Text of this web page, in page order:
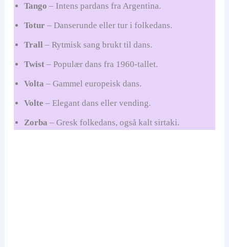
Tango – Intens pardans fra Argentina.
Totur – Danserunde eller tur i folkedans.
Trall – Rytmisk sang brukt til dans.
Twist– Populær dans fra 1960-tallet.
Volta – Gammel europeisk dans.
Volte – Elegant dans eller vending.
Zorba – Gresk folkedans, også kalt sirtaki.